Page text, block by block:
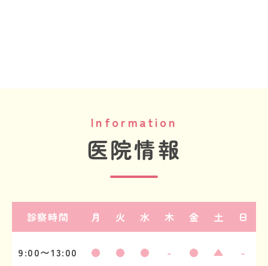
Information
医院情報
診察時間 月 火 水 木 金 土 日
9:00〜13:00 ● ● ● - ● ▲ -